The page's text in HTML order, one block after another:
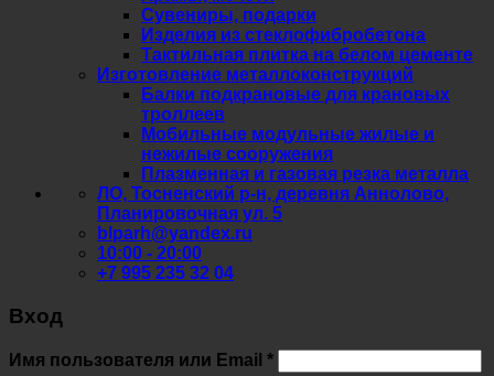
Сувениры, подарки
Изделия из стеклофибробетона
Тактильная плитка на белом цементе
Изготовление металлоконструкций
Балки подкрановые для крановых
троллеев
Мобильные модульные жилые и
нежилые сооружения
Плазменная и газовая резка металла
ЛО, Тосненский р-н, деревня Аннолово,
Планировочная ул. 5
blparh@yandex.ru
10:00 - 20:00
+7 995 235 32 04
Вход
Имя пользователя или Email *Обязательно